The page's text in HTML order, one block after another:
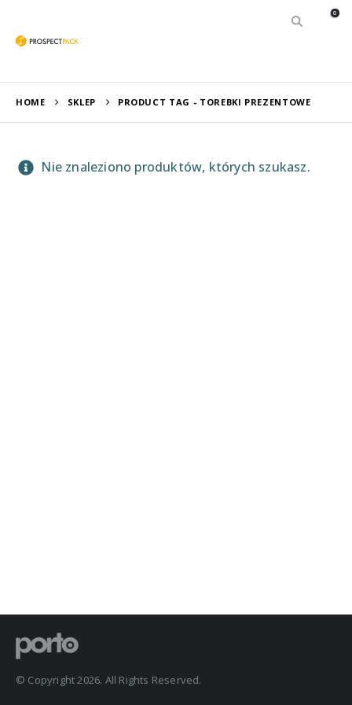
0
HOME SKLEP PRODUCT TAG - TOREBKI PREZENTOWE
Nie znaleziono produktów, których szukasz.
© Copyright 2026. All Rights Reserved.